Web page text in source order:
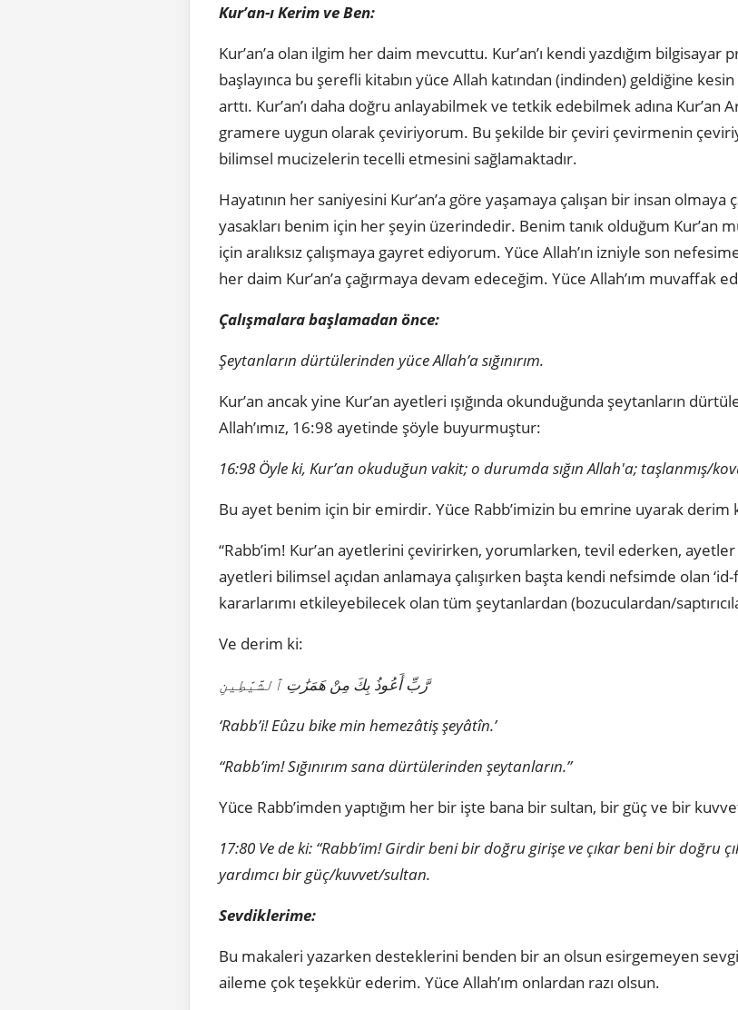
Kur’an-ı Kerim ve Ben:
Kur’an’a olan ilgim her daim mevcuttu. Kur’an’ı kendi yazdığım
başlayınca bu şerefli kitabın yüce Allah katından (indinden) geldiğine
arttı. Kur’an’ı daha doğru anlayabilmek ve tetkik edebilmek adına Kur’an
gramere uygun olarak çeviriyorum. Bu şekilde bir çeviri çevirmenin
bilimsel mucizelerin tecelli etmesini sağlamaktadır.
Hayatının her saniyesini Kur’an’a göre yaşamaya çalışan bir insan olmaya
yasakları benim için her şeyin üzerindedir. Benim tanık olduğum Kur’an
için aralıksız çalışmaya gayret ediyorum. Yüce Allah’ın izniyle son
her daim Kur’­an’a çağırmaya devam edeceğim. Yüce Allah’ım muvaffak
Çalışmalara başlamadan önce:
Şeytanların dürtülerinden yüce Allah’a sığınırım.
Kur’an ancak yine Kur’an ayetleri ışığında okunduğunda şeytanların
Allah’ımız, 16:98 ayetinde şöyle buyurmuştur:
16:98 Öyle ki, Kur’an okuduğun vakit; o durumda sığın Allah'a; taşlanmış/
Bu ayet benim için bir emirdir. Yüce Rabb’imizin bu emrine uyarak derim
“Rabb’im! Kur’an ayetlerini çevirirken, yorumlarken, tevil ederken, ayetler
ayetleri bilimsel açıdan anlamaya çalışırken başta kendi nefsimde olan
kararlarımı etkileyebilecek olan tüm şeytanlardan (bozuculardan/
Ve derim ki:
رَّبِّ أَعُوذُ بِكَ مِنْ هَمَزَٰتِ ٱلشَّيَٰطِينِ
‘Rabb’i! Eûzu bike min hemezâtiş şeyâtîn.’
“Rabb’im! Sığınırım sana dürtülerinden şeytanların.”
Yüce Rabb’imden yaptığım her bir işte bana bir sultan, bir güç ve bir
17:80 Ve de ki: “Rabb’im! Girdir beni bir doğru girişe ve çıkar beni bir doğru
yardımcı bir güç/kuvvet/sultan.
Sevdiklerime:
Bu makaleri yazarken desteklerini benden bir an olsun esirgemeyen
aileme çok teşekkür ederim. Yüce Allah’ım onlardan razı olsun.